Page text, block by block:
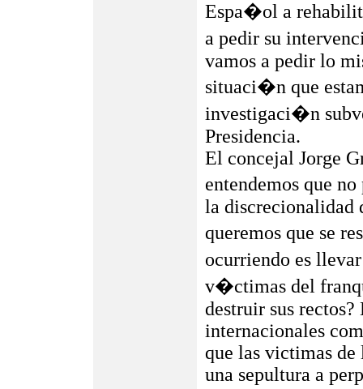
Espa�ol a
a pedir su
vamos a pedir lo
situaci�n que
investigaci�n
Presidencia.
El concejal Jorge
entendemos que
la discrecionalidad
queremos que se
ocurriendo es
v�ctimas del
destruir sus
internacionales
que las victimas de
una sepultura a